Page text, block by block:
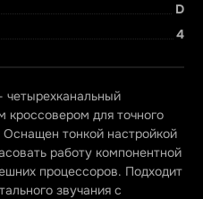
D
4
четырехканальный
кроссовером для точного
Оснащен тонкой настройкой
работу компонентной
процессоров. Подходит
звучания с